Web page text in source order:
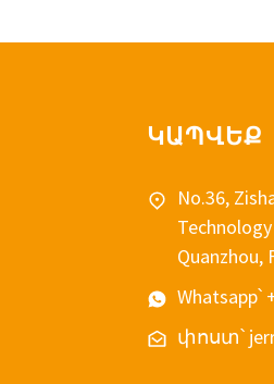
ԿԱՊՎԵՔ
No.36,
Whatsapp՝
փոստ՝